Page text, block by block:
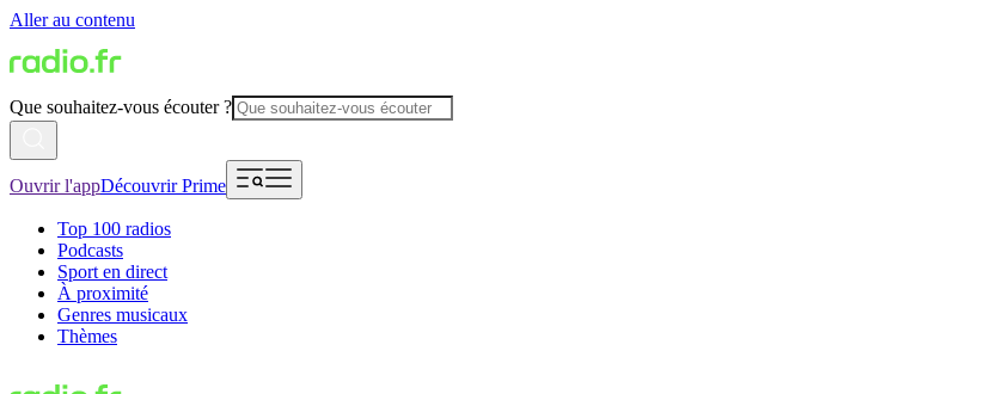
Aller au contenu
Que souhaitez-vous écouter ?
Ouvrir l'appDécouvrir Prime
Top 100 radios
Podcasts
Sport en direct
À proximité
Genres musicaux
Thèmes